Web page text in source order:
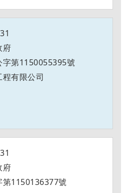
府
字第1150055395號
程有限公司
府
第1150136377號